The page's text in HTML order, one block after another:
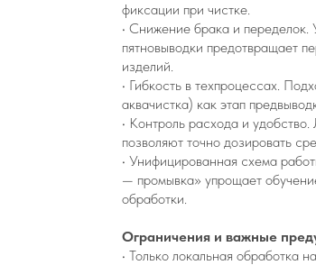
фиксации при чистке.
• Снижение брака и переделок.
пятновыводки предотвращает
изделий.
• Гибкость в техпроцессах.
аквачистка) как этап
• Контроль расхода и
позволяют точно дозировать
• Унифицированная схема
— промывка» упрощает
обработки.
Ограничения и важные
• Только локальная обработка